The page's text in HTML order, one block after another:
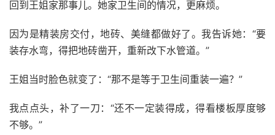
回到王姐家那事儿。她家卫生间的情况，更麻烦。
因为是精装房交付，地砖、美缝都做好了。我告诉她：“要
装存水弯，得把地砖凿开，重新改下水管道。”
王姐当时脸色就变了：“那不是等于卫生间重装一遍？”
我点点头，补了一刀：“还不一定装得成，得看楼板厚度够
不够。”